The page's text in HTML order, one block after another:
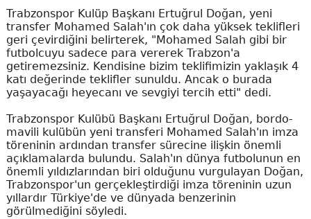
Trabzonspor Kulüp Başkanı Ertuğrul Doğan, yeni
transfer Mohamed Salah'ın çok daha yüksek teklifleri
geri çevirdiğini belirterek, "Mohamed Salah gibi bir
futbolcuyu sadece para vererek Trabzon'a
getiremezsiniz. Kendisine bizim teklifimizin yaklaşık 4
katı değerinde teklifler sunuldu. Ancak o burada
yaşayacağı heyecanı ve sevgiyi tercih etti" dedi.
Trabzonspor Kulübü Başkanı Ertuğrul Doğan, bordo-
mavili kulübün yeni transferi Mohamed Salah'ın imza
töreninin ardından transfer sürecine ilişkin önemli
açıklamalarda bulundu. Salah'ın dünya futbolunun en
önemli yıldızlarından biri olduğunu vurgulayan Doğan,
Trabzonspor'un gerçekleştirdiği imza töreninin uzun
yıllardır Türkiye'de ve dünyada benzerinin
görülmediğini söyledi.